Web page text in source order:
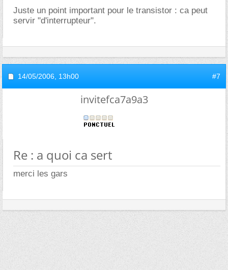
Juste un point important pour le transistor : ca peut
servir "d'interrupteur".
14/05/2006, 13h00 #7
invitefca7a9a3
Re : a quoi ca sert
merci les gars